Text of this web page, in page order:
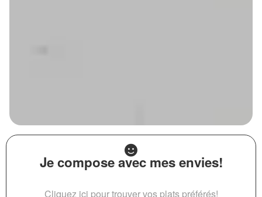
Je compose avec mes envies!
Cliquez ici pour trouver vos plats préférés!